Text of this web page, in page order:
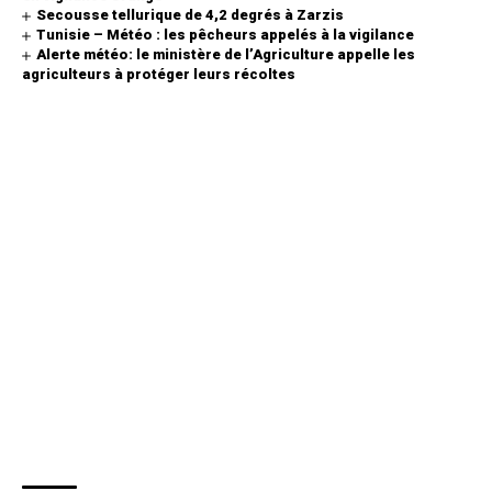
Secousse tellurique de 4,2 degrés à Zarzis
Tunisie – Météo : les pêcheurs appelés à la vigilance
Alerte météo: le ministère de l’Agriculture appelle les
agriculteurs à protéger leurs récoltes